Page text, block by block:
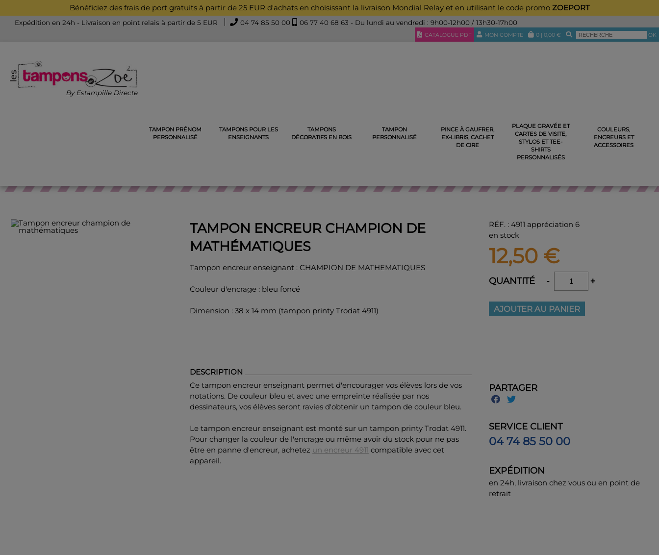
Bénéficiez des frais de port gratuits à partir de 25 EUR d'achats en choisissant la livraison Mondial Relay et en utilisant le code promo ZOEPORT
Expédition en 24h - Livraison en point relais à partir de 5 EUR 04 74 85 50 00 06 77 40 68 63 - Du lundi au vendredi : 9h00-12h00 / 13h30-17h00
CATALOGUE PDF MON COMPTE 0 | 0,00 € OK
By Estampille Directe
TAMPON PRÉNOM
PERSONNALISÉ
TAMPONS POUR LES
ENSEIGNANTS
TAMPONS
DÉCORATIFS EN BOIS
TAMPON
PERSONNALISÉ
PINCE À GAUFRER,
EX-LIBRIS, CACHET
DE CIRE
PLAQUE GRAVÉE ET
CARTES DE VISITE,
STYLOS ET TEE-
SHIRTS
PERSONNALISÉS
COULEURS,
ENCREURS ET
ACCESSOIRES
TAMPONS POUR LES ENSEIGNANTS TAMPONS ENCREURS ENSEIGNANTS TAMPON ENCREUR CHAMPION DE MATHÉMATIQUES
TAMPON ENCREUR CHAMPION DE
MATHÉMATIQUES
Tampon encreur enseignant : CHAMPION DE MATHEMATIQUES
Couleur d'encrage : bleu foncé
Dimension : 38 x 14 mm (tampon printy Trodat 4911)
RÉF. : 4911 appréciation 6
en stock
12,50 €
QUANTITÉ - +
AJOUTER AU PANIER
DESCRIPTION
Ce tampon encreur enseignant permet d'encourager vos élèves lors de vos
notations. De couleur bleu et avec une empreinte réalisée par nos
dessinateurs, vos élèves seront ravies d'obtenir un tampon de couleur bleu.
Le tampon encreur enseignant est monté sur un tampon printy Trodat 4911.
Pour changer la couleur de l'encrage ou même avoir du stock pour ne pas
être en panne d'encreur, achetez un encreur 4911 compatible avec cet
appareil.
PARTAGER
SERVICE CLIENT
04 74 85 50 00
EXPÉDITION
en 24h, livraison chez vous ou en point de
retrait